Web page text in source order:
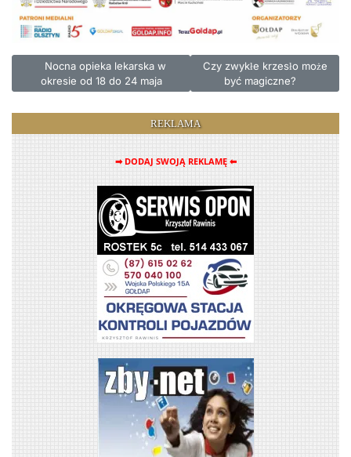
Poprzednia strona: Nocna opieka lekarska w okresie od 18 do
Nocna opieka lekarska w
okresie od 18 do 24 maja
Następna strona: Czy zwykłe
Czy zwykłe krzesło może
być magiczne?
REKLAMA
➡ DODAJ SWOJĄ REKLAMĘ ⬅